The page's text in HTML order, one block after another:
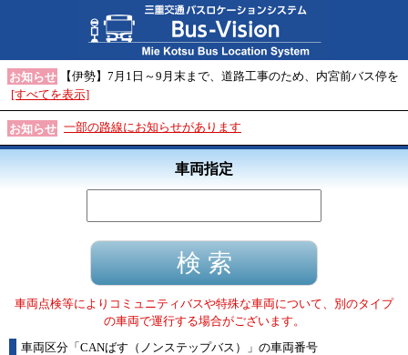
お知らせ
【伊勢】7月1日～9月末まで、道路工事のため、内宮前バス停を
[すべてを表示]
お知らせ 一部の路線にお知らせがあります
車両指定
車両点検等によりコミュニティバスや特殊な車両について、別のタイプ
の車両で運行する場合がございます。
車両区分 「 CANばす（ノンステップバス） 」 の車両番号